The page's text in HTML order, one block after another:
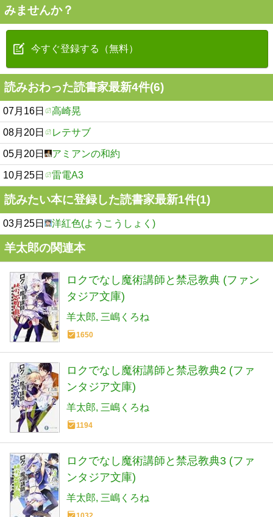
みませんか？
今すぐ登録する（無料）
読みおわった読書家最新4件(6)
07月16日 高崎晃
08月20日 レテサブ
05月20日 アミアンの和約
10月25日 雷電A3
読みたい本に登録した読書家最新1件(1)
03月25日 洋紅色(ようこうしょく)
羊太郎の関連本
ロクでなし魔術講師と禁忌教典 (ファン
タジア文庫)
羊太郎 三嶋くろね
1650
ロクでなし魔術講師と禁忌教典2 (ファ
ンタジア文庫)
羊太郎 三嶋くろね
1194
ロクでなし魔術講師と禁忌教典3 (ファ
ンタジア文庫)
羊太郎 三嶋くろね